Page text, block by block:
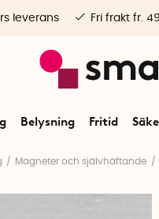
Belysning Fritid
leverans Fri frakt fr.
Magneter och självhäftande